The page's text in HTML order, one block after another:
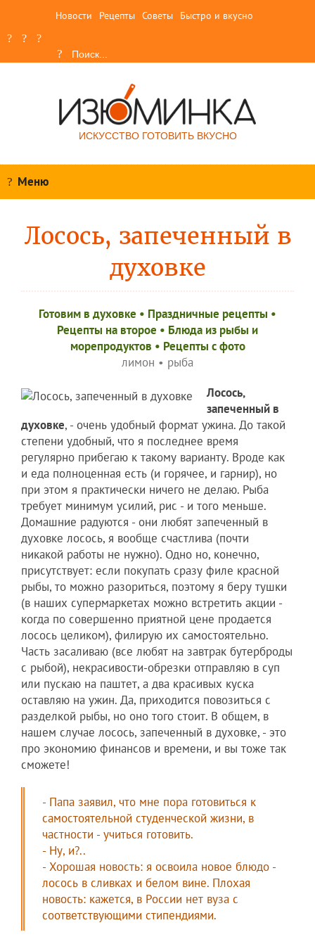
Новости Рецепты Советы Быстро и вкусно
ИСКУССТВО ГОТОВИТЬ ВКУСНО
Меню
Лосось, запеченный в
духовке
Готовим в духовке • Праздничные рецепты •
Рецепты на второе • Блюда из рыбы и
морепродуктов • Рецепты c фото
лимон • рыба
Лосось,
запеченный в
духовке, - очень удобный формат ужина. До такой
степени удобный, что я последнее время
регулярно прибегаю к такому варианту. Вроде как
и еда полноценная есть (и горячее, и гарнир), но
при этом я практически ничего не делаю. Рыба
требует минимум усилий, рис - и того меньше.
Домашние радуются - они любят запеченный в
духовке лосось, я вообще счастлива (почти
никакой работы не нужно). Одно но, конечно,
присутствует: если покупать сразу филе красной
рыбы, то можно разориться, поэтому я беру тушки
(в наших супермаркетах можно встретить акции -
когда по совершенно приятной цене продается
лосось целиком), филирую их самостоятельно.
Часть засаливаю (все любят на завтрак бутерброды
с рыбой), некрасивости-обрезки отправляю в суп
или пускаю на паштет, а два красивых куска
оставляю на ужин. Да, приходится повозиться с
разделкой рыбы, но оно того стоит. В общем, в
нашем случае лосось, запеченный в духовке, - это
про экономию финансов и времени, и вы тоже так
сможете!
- Папа заявил, что мне пора готовиться к
самостоятельной студенческой жизни, в
частности - учиться готовить.
- Ну, и?..
- Хорошая новость: я освоила новое блюдо -
лосось в сливках и белом вине. Плохая
новость: кажется, в России нет вуза с
соответствующими стипендиями.